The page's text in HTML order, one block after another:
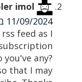
imol
11/09/2024 בשעה 14:22
feed as I
any?
that I may